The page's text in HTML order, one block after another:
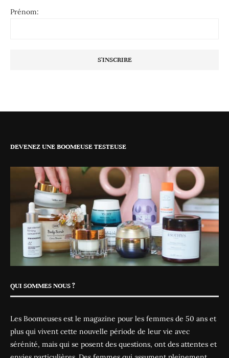
Prénom:
DEVENEZ UNE BOOMEUSE TESTEUSE
QUI SOMMES NOUS ?
Les Boomeuses est le magazine pour les femmes de 50 ans et
plus qui vivent cette nouvelle période de leur vie avec
sérénité, mais qui se posent des questions, ont des attentes et